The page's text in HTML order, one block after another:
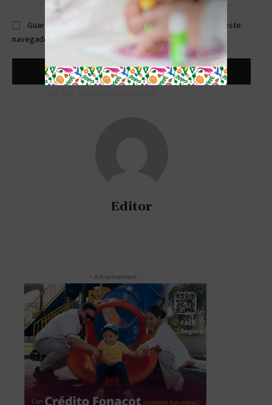
Guardar mi nombre, correo electrónico y sitio web en este
navegador la próxima vez que comente.
Editor
- Advertisement -